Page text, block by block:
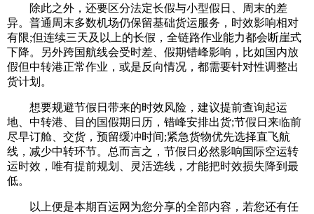
除此之外，还要区分法定长假与小型假日、周末的差
异。普通周末多数机场仍保留基础货运服务，时效影响相对
有限;但连续三天及以上的长假，全链路作业能力都会断崖式
下降。另外跨国航线会受时差、假期错峰影响，比如国内放
假但中转港正常作业，或是反向情况，都需要针对性调整出
货计划。
想要规避节假日带来的时效风险，建议提前查询起运
地、中转港、目的国假期日历，错峰安排出货;节假日来临前
尽早订舱、交货，预留缓冲时间;紧急货物优先选择直飞航
线，减少中转环节。总而言之，节假日必然影响国际空运转
运时效，唯有提前规划、灵活选线，才能把时效损失降到最
低。
以上便是本期百运网为您分享的全部内容，若您还有任